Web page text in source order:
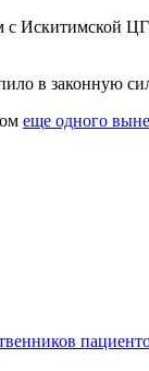
с Искитимской
в законную
еще одного